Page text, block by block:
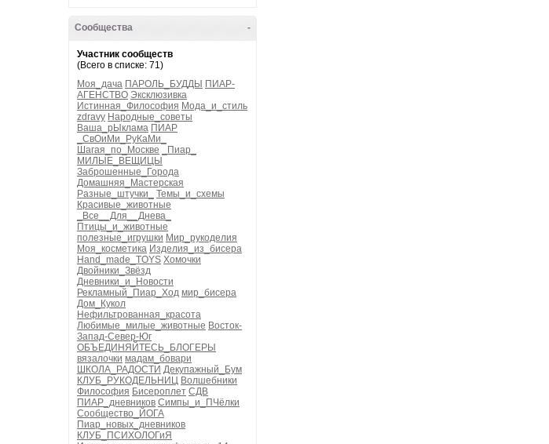
-
Сообщества
Участник сообществ
(Всего в списке: 71)
Моя_дача ПАРОЛЬ_БУДДЫ ПИАР-
АГЕНСТВО Эксклюзивка
Истинная_Философия Мода_и_стиль
zdravy Народные_советы
Ваша_рЫклама ПИАР
_СвОиМи_РуКаМи_
Шагая_по_Москве
_Пиар_
МИЛЫЕ_ВЕЩИЦЫ
Заброшенные_Города
Домашняя_Мастерская
Разные_штучки_
Темы_и_схемы
Красивые_животные
_Все__Для__Днева_
Птицы_и_животные
полезные_игрушки Мир_рукоделия
Моя_косметика Изделия_из_бисера
Hand_made_TOYS Хомочки
Двойники_Звёзд
Дневники_и_Новости
Рекламный_Пиар_Ход мир_бисера
Дом_Кукол
Нефильтрованная_красота
Любимые_милые_животные Восток-
Запад-Север-Юг
ОБЪЕДИНЯЙТЕСЬ_БЛОГЕРЫ
вязалочки мадам_бовари
ШКОЛА_РАДОСТИ Декупажный_Бум
КЛУБ_РУКОДЕЛЬНИЦ Волшебники
Философия Бисероплет СДВ
ПИАР_дневников Симпы_и_ПЧёлки
Сообщество_ЙОГА
Пиар_новых_дневников
КЛУБ_ПСИХОЛОГиЯ